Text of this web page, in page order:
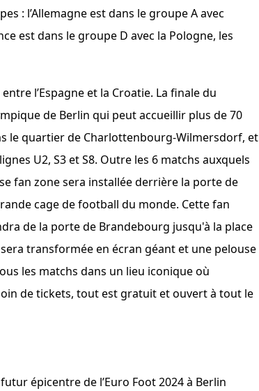
: l’Allemagne est dans le groupe A avec
est dans le groupe D avec la Pologne, les
l’Espagne et la Croatie. La finale du
de Berlin qui peut accueillir plus de 70
le quartier de Charlottenbourg-Wilmersdorf, et
U2, S3 et S8. Outre les 6 matchs auxquels
fan zone sera installée derrière la porte de
cage de football du monde. Cette fan
de la porte de Brandebourg jusqu'à la place
transformée en écran géant et une pelouse
les matchs dans un lieu iconique où
de tickets, tout est gratuit et ouvert à tout le
épicentre de l’Euro Foot 2024 à Berlin